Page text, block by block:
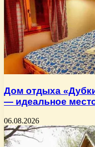
Дом отдыха
— идеальное
06.08.2026